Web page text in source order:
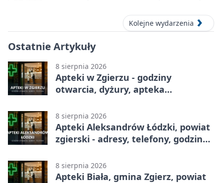
Kolejne wydarzenia
Ostatnie Artykuły
8 sierpnia 2026
Apteki w Zgierzu - godziny
otwarcia, dyżury, apteka
8 sierpnia 2026
Apteki Aleksandrów Łódzki, powiat
zgierski - adresy, telefony, godziny
8 sierpnia 2026
Apteki Biała, gmina Zgierz, powiat